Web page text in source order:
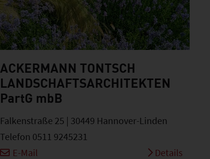
ACKERMANN TONTSCH
LANDSCHAFTSARCHITEKTEN
PartG mbB
Falkenstraße 25 | 30449 Hannover-Linden
Telefon 0511 9245231
E-Mail
Details